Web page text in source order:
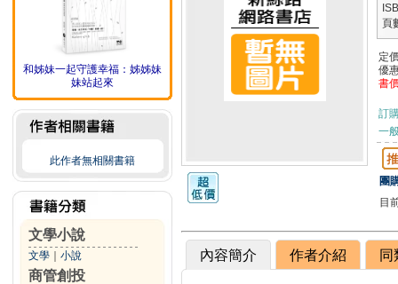
和姊妹一起守護幸福：姊姊妹
妹站起來
此作者無相關書籍
文學小說
文學 小說
商管創投
頁
定
優
書
訂
一
團
目
內容簡介 作者介紹 同